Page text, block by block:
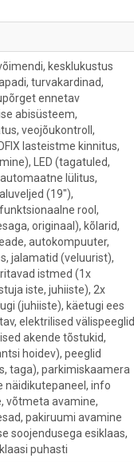
kesklukustus
turvakardinad,
ennetav
abisüsteem,
veojõukontroll,
lasteistme kinnitus,
LED (tagatuled,
lülitus,
(19"),
rool,
originaal), kõlarid,
autokompuuter,
jalamatid (veluurist),
istmed (1x
iste, juhiiste), 2x
(juhiiste), käetugi ees
elektrilised välispeeglid
akende tõstukid,
hoidev), peeglid
taga), parkimiskaamera
näidikutepaneel, info
võtmeta avamine,
pakiruumi avamine
soojendusega esiklaas,
puhasti